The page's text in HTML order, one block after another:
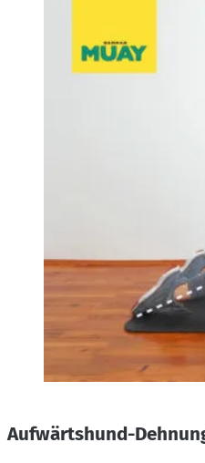
Aufwärtshund-